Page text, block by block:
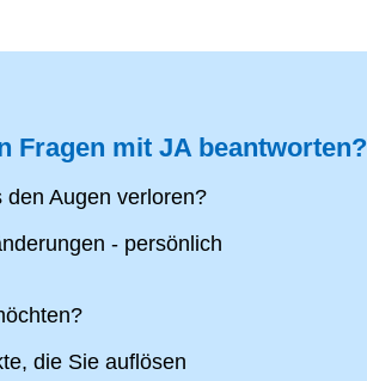
Fragen mit JA beantworten?
Augen verloren?
- persönlich
die Sie auflösen